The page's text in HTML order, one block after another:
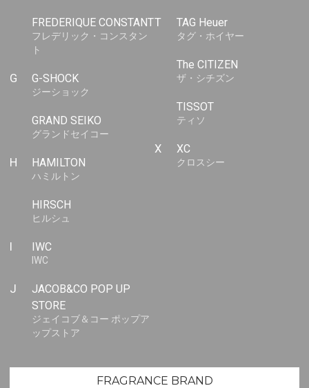
FREDERIQUE CONSTANT
フレデリック・コンスタン
ト
G G-SHOCK
ジーショック
GRAND SEIKO
グランドセイコー
H HAMILTON
ハミルトン
HIRSCH
ヒルシュ
I IWC
IWC
J
JACOB&CO POP UP
STORE
ジェイコブ＆コー ポップア
ップストア
T TAG Heuer
タグ・ホイヤー
The CITIZEN
ザ・シチズン
TISSOT
ティソ
X XC
クロスシー
FRAGRANCE BRAND